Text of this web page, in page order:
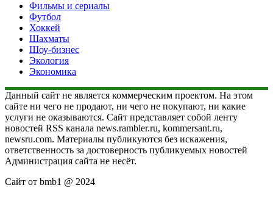
Фильмы и сериалы
Футбол
Хоккей
Шахматы
Шоу-бизнес
Экология
Экономика
Данный сайт не является коммерческим проектом. На этом
сайте ни чего не продают, ни чего не покупают, ни какие
услуги не оказываются. Сайт представляет собой ленту
новостей RSS канала news.rambler.ru, kommersant.ru,
newsru.com. Материалы публикуются без искажения,
ответственность за достоверность публикуемых новостей
Администрация сайта не несёт.
Сайт от bmb1 @ 2024